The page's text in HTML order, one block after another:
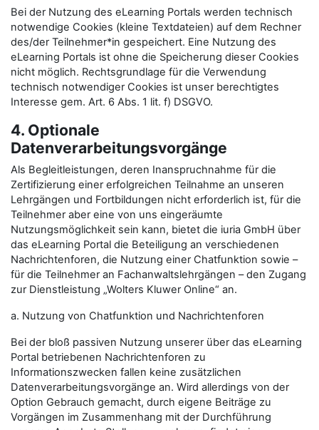
Bei der Nutzung des eLearning Portals werden technisch
notwendige Cookies (kleine Textdateien) auf dem Rechner
des/der Teilnehmer*in gespeichert. Eine Nutzung des
eLearning Portals ist ohne die Speicherung dieser Cookies
nicht möglich. Rechtsgrundlage für die Verwendung
technisch notwendiger Cookies ist unser berechtigtes
Interesse gem. Art. 6 Abs. 1 lit. f) DSGVO.
4. Optionale
Datenverarbeitungsvorgänge
Als Begleitleistungen, deren Inanspruchnahme für die
Zertifizierung einer erfolgreichen Teilnahme an unseren
Lehrgängen und Fortbildungen nicht erforderlich ist, für die
Teilnehmer aber eine von uns eingeräumte
Nutzungsmöglichkeit sein kann, bietet die iuria GmbH über
das eLearning Portal die Beteiligung an verschiedenen
Nachrichtenforen, die Nutzung einer Chatfunktion sowie –
für die Teilnehmer an Fachanwaltslehrgängen – den Zugang
zur Dienstleistung „Wolters Kluwer Online“ an.
a. Nutzung von Chatfunktion und Nachrichtenforen
Bei der bloß passiven Nutzung unserer über das eLearning
Portal betriebenen Nachrichtenforen zu
Informationszwecken fallen keine zusätzlichen
Datenverarbeitungsvorgänge an. Wird allerdings von der
Option Gebrauch gemacht, durch eigene Beiträge zu
Vorgängen im Zusammenhang mit der Durchführung